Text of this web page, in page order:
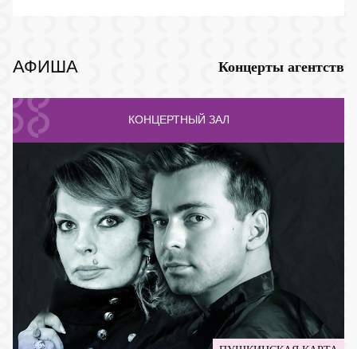
АФИША Концерты агентств
КОНЦЕРТНЫЙ ЗАЛ